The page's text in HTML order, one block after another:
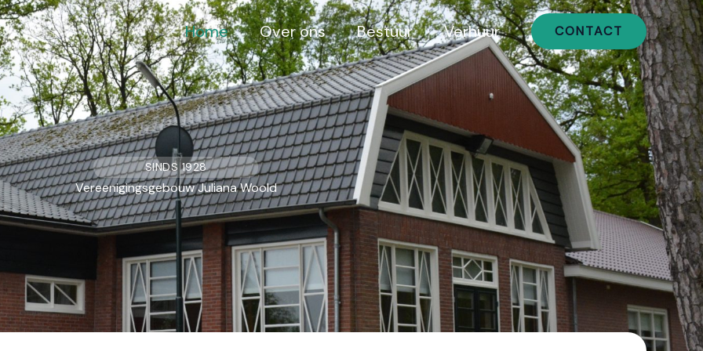
Home Over ons Bestuur Verhuur CONTACT
SINDS 1928
Vereenigingsgebouw Juliana Woold